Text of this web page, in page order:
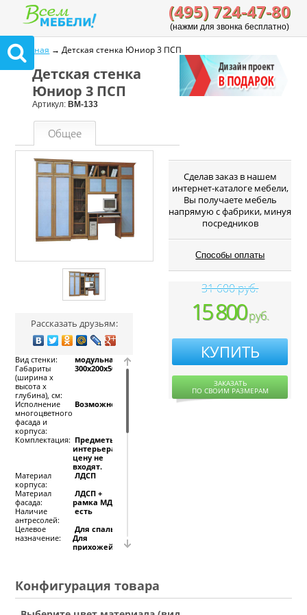
(495) 724-47-80
(нажми для звонка бесплатно)
Главная → Детская стенка Юниор 3 ПСП
Детская стенка
Юниор 3 ПСП
Артикул: ВМ-133
Общее
Рассказать друзьям:
Вид стенки:
модульная
Габариты
(ширина х
высота х
глубина), см:
300x200x50/60
Исполнение
многоцветного
фасада и
корпуса:
Возможно
Комплектация: Предметы
интерьера в
цену не
входят.
Материал
корпуса:
ЛДСП
Материал
фасада:
ЛДСП +
рамка МДФ
Наличие
антресолей:
есть
Целевое
назначение:
Для спальни,
Для
прихожей,
Детская стенка
Юниор 3 ПСП
изготовлена на
Cделав заказ в нашем
интернет-каталоге мебели,
Вы получаете мебель
напрямую с фабрики, минуя
посредников
Способы оплаты
31 600 руб.
15 800руб.
КУПИТЬ
ЗАКАЗАТЬ
ПО СВОИМ РАЗМЕРАМ
Конфигурация товара